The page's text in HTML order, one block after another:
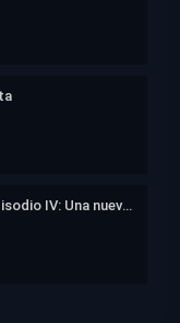
La guerra de las galaxias Episodio IV: Una nueva esperanza